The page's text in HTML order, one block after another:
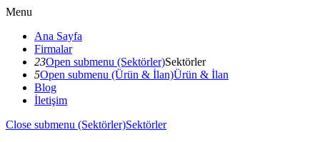
Menu
Ana Sayfa
Firmalar
23Open submenu (Sektörler)Sektörler
5Open submenu (Ürün & İlan)Ürün & İlan
Blog
İletişim
Close submenu (Sektörler)Sektörler